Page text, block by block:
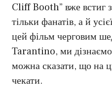
Cliff Booth” вже встиг
тільки фанатів, а й
цей фільм черговим
Tarantino, ми
можна сказати, що на
чекати.